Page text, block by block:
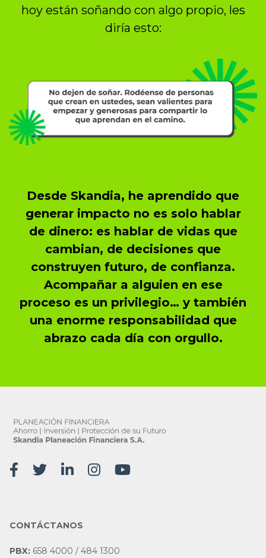
hoy están soñando con algo propio, les
diría esto:
Desde Skandia, he aprendido que
generar impacto no es solo hablar
de dinero: es hablar de vidas que
cambian, de decisiones que
construyen futuro, de confianza.
Acompañar a alguien en ese
proceso es un privilegio… y también
una enorme responsabilidad que
abrazo cada día con orgullo.
CONTÁCTANOS
PBX: 658 4000 / 484 1300